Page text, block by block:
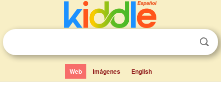
Web Imágenes English